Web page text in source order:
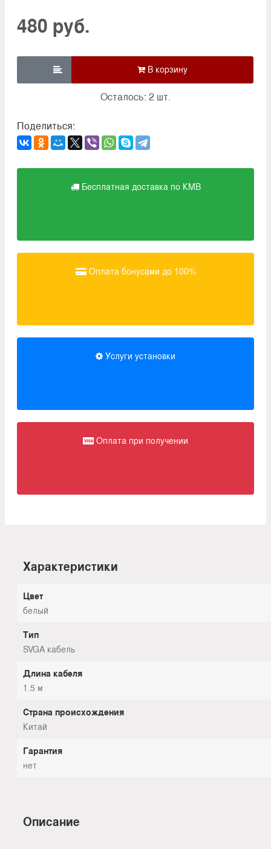
480 руб.

Осталось: 2 шт.
Поделиться:
Бесплатная доставка по КМВ
Оплата бонусами до 100%
Услуги установки
Оплата при получении
Характеристики
Цвет
белый
Тип
SVGA кабель
Длина кабеля
1.5 м
Страна происхождения
Китай
Гарантия
нет
Описание